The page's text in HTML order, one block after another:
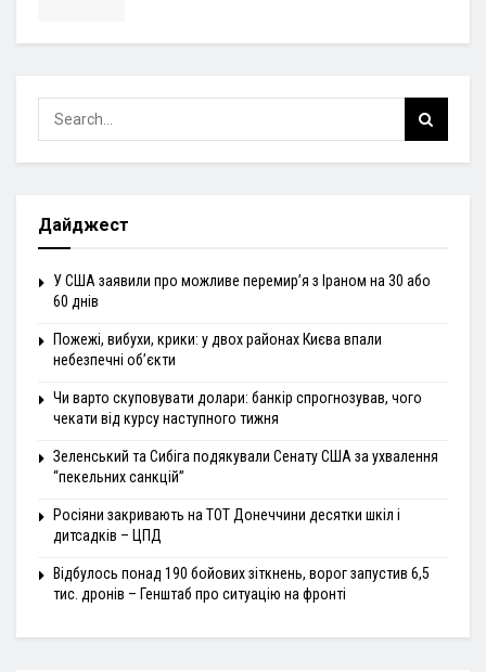
Дайджест
У США заявили про можливе перемир’я з Іраном на 30 або
60 днів
Пожежі, вибухи, крики: у двох районах Києва впали
небезпечні об’єкти
Чи варто скуповувати долари: банкір спрогнозував, чого
чекати від курсу наступного тижня
Зеленський та Сибіга подякували Сенату США за ухвалення
“пекельних санкцій”
Росіяни закривають на ТОТ Донеччини десятки шкіл і
дитсадків – ЦПД
Відбулось понад 190 бойових зіткнень, ворог запустив 6,5
тис. дронів – Генштаб про ситуацію на фронті